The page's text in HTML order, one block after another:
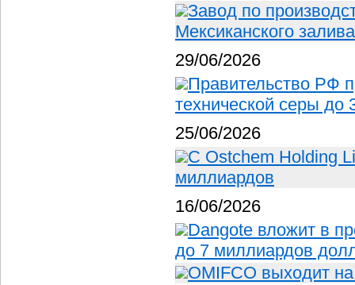
Завод по
Мексиканского
29/06/2026
Правительство РФ
технической серы до
25/06/2026
С Ostchem Holding
миллиардов
16/06/2026
Dangote вложит в
до 7 миллиардов
OMIFCO выходит